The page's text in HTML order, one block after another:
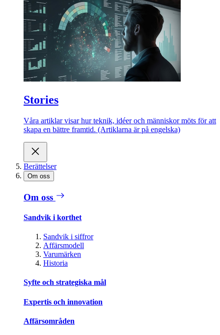
Stories
Våra artiklar visar hur teknik, idéer och människor möts för att
skapa en bättre framtid. (Artiklarna är på engelska)
Berättelser
Om oss
Om oss
Sandvik i korthet
Sandvik i siffror
Affärsmodell
Varumärken
Historia
Syfte och strategiska mål
Expertis och innovation
Affärsområden